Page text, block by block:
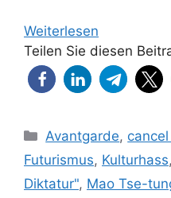
Weiterlesen
Teilen Sie diesen
Kategorien
Avantgarde,
Futurismus, Kulturhass,
Diktatur", Mao Tse-